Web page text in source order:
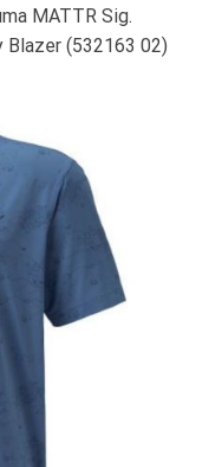
MATTR Sig.
Blazer (532163 02)